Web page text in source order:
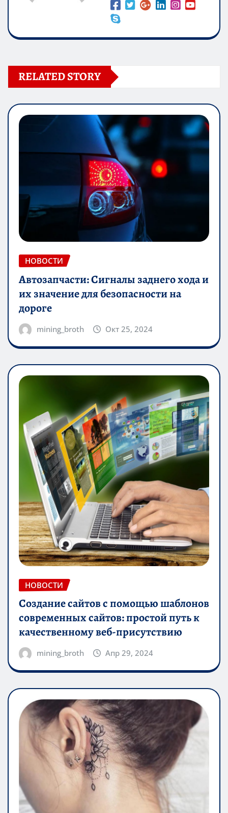
RELATED STORY
НОВОСТИ
Автозапчасти: Сигналы заднего хода и
их значение для безопасности на
дороге
mining_broth Окт 25, 2024
НОВОСТИ
Создание сайтов с помощью шаблонов
современных сайтов: простой путь к
качественному веб-присутствию
mining_broth Апр 29, 2024